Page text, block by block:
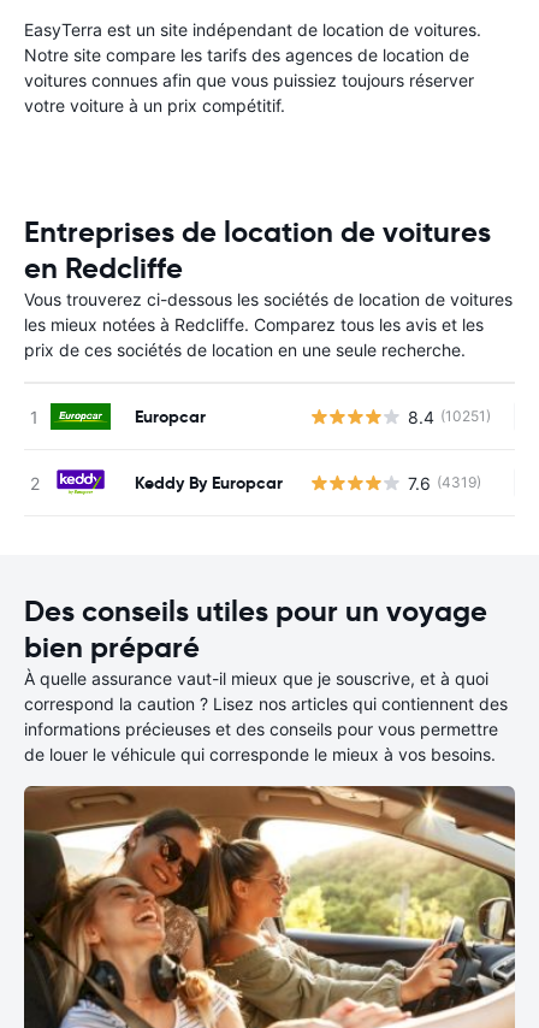
EasyTerra est un site indépendant de location de voitures.
Notre site compare les tarifs des agences de location de
voitures connues afin que vous puissiez toujours réserver
votre voiture à un prix compétitif.
Entreprises de location de voitures
en Redcliffe
Vous trouverez ci-dessous les sociétés de location de voitures
les mieux notées à Redcliffe. Comparez tous les avis et les
prix de ces sociétés de location en une seule recherche.
Europcar 8.4 (10251)
Keddy By Europcar 7.6 (4319)
Des conseils utiles pour un voyage
bien préparé
À quelle assurance vaut-il mieux que je souscrive, et à quoi
correspond la caution ? Lisez nos articles qui contiennent des
informations précieuses et des conseils pour vous permettre
de louer le véhicule qui corresponde le mieux à vos besoins.